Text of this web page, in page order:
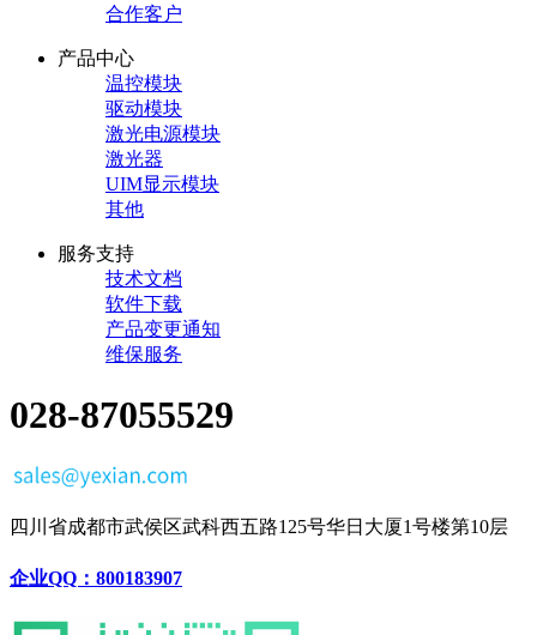
合作客户
产品中心
温控模块
驱动模块
激光电源模块
激光器
UIM显示模块
其他
服务支持
技术文档
软件下载
产品变更通知
维保服务
028-87055529
四川省成都市武侯区武科西五路125号华日大厦1号楼第10层
企业QQ：800183907